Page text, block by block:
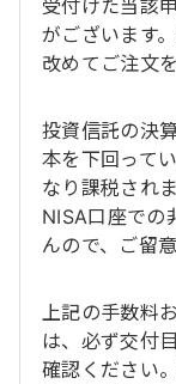
受付けた当該
がございます
改めてご注文
投資信託の決
本を下回って
なり課税され
NISA口座での
んので、ご留
上記の手数料
は、必ず交付
確認ください